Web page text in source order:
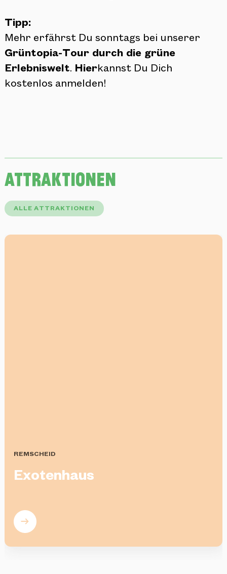
Tipp:
Mehr erfährst Du sonntags bei unserer
Grüntopia-Tour durch die grüne
Erlebniswelt. Hierkannst Du Dich
kostenlos anmelden!
attraktionen
ALLE ATTRAKTIONEN
REMSCHEID
Exotenhaus